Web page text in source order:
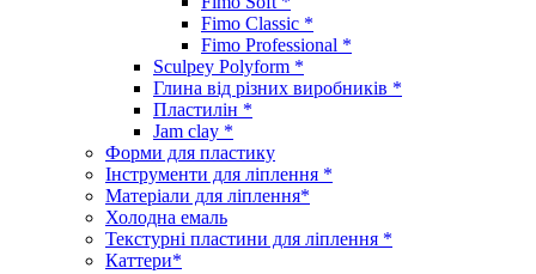
Fimo Classic *
Fimo Professional *
Sculpey Polyform *
Глина від різних виробників *
Пластилін *
Jam clay *
Форми для пластику
Інструменти для ліплення *
Матеріали для ліплення*
Холодна емаль
Текстурні пластини для ліплення *
Каттери*